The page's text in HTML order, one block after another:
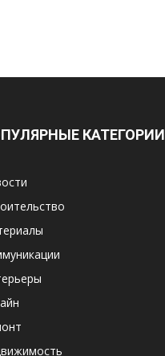
КАТЕГОРИИ